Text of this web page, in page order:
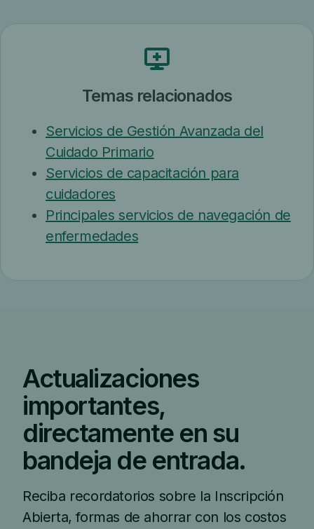
Temas relacionados
Servicios de Gestión Avanzada del
Cuidado Primario
Servicios de capacitación para
cuidadores
Principales servicios de navegación de
enfermedades
Actualizaciones
importantes,
directamente en su
bandeja de entrada.
Reciba recordatorios sobre la Inscripción
Abierta, formas de ahorrar con los costos